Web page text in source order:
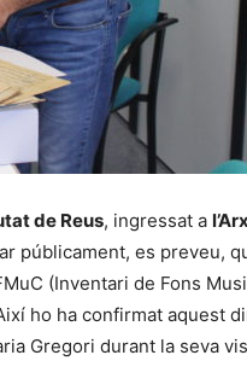
de Reus, ingressat a
públicament, es preveu,
(Inventari de Fons
ho ha confirmat aquest
Gregori durant la seva